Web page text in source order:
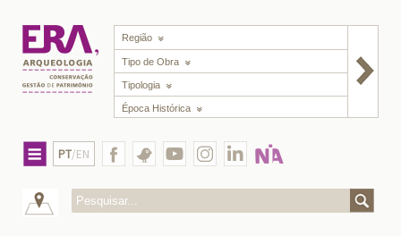
Região
Tipo de Obra
Tipologia
Época Histórica
PT/EN